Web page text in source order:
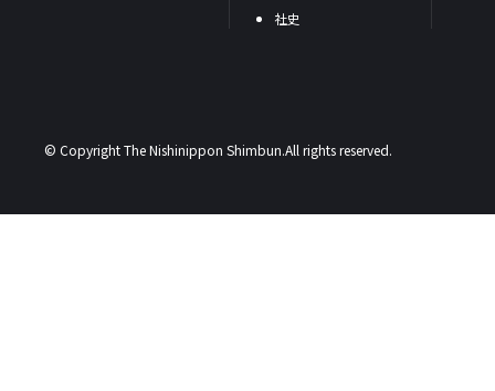
社史
© Copyright The Nishinippon Shimbun.All rights reserved.